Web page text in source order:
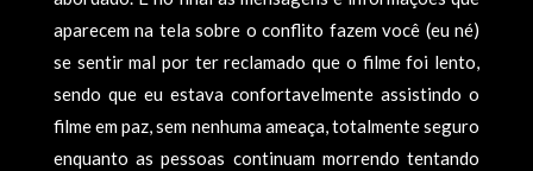
aparecem na tela sobre o conflito fazem você (eu né)
se sentir mal por ter reclamado que o filme foi lento,
sendo que eu estava confortavelmente assistindo o
filme em paz, sem nenhuma ameaça, totalmente seguro
enquanto as pessoas continuam morrendo tentando